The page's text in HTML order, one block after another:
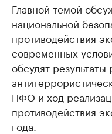
Главной темой
национальной
противодействия
современных
обсудят результаты
ПФО и ход
противодействия
года.